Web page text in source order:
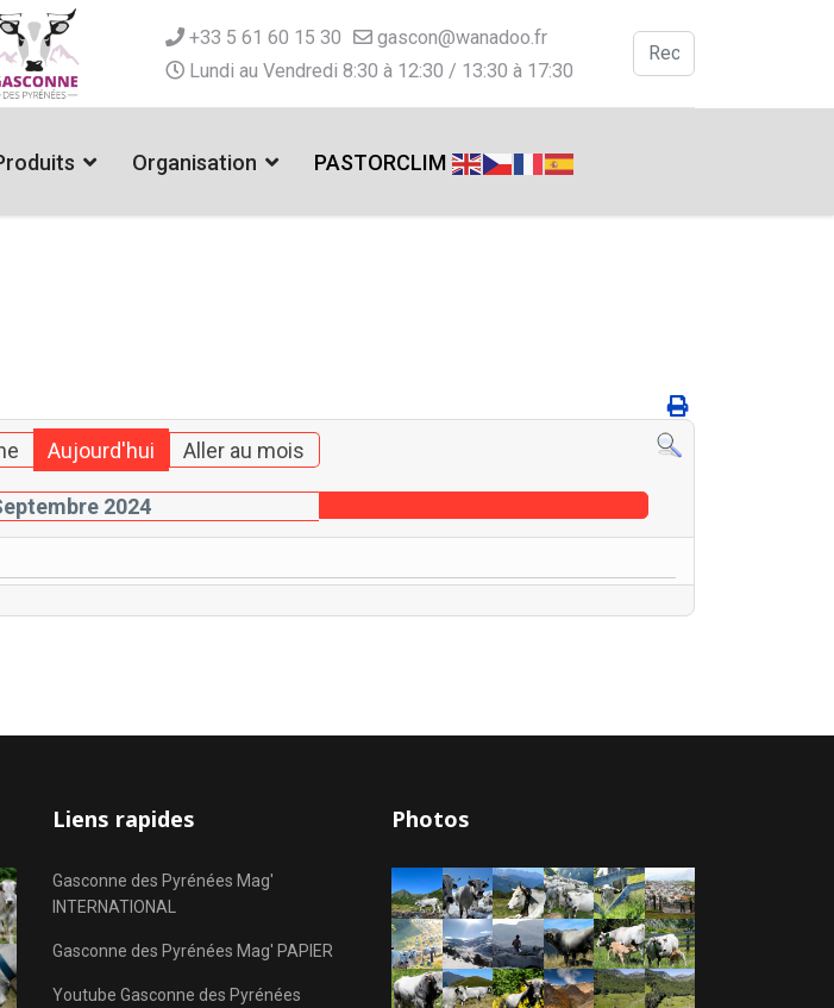
+33 5 61 60 15 30
gascon@wanadoo.fr
Lundi au Vendredi 8:30 à 12:30 / 13:30 à 17:30
Valider
Organisation PASTORCLIM
Aujourd'hui Aller au mois
2024
Liens rapides
Gasconne des Pyrénées Mag'
INTERNATIONAL
Gasconne des Pyrénées Mag' PAPIER
Youtube Gasconne des Pyrénées
Photos